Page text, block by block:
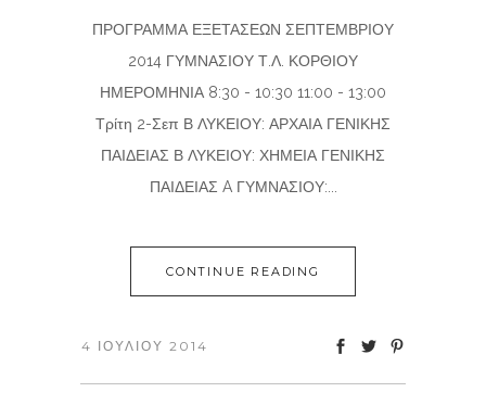
ΠΡΟΓΡΑΜΜΑ ΕΞΕΤΑΣΕΩΝ ΣΕΠΤΕΜΒΡΙΟΥ
2014 ΓΥΜΝΑΣΙΟΥ Τ.Λ. ΚΟΡΘΙΟΥ
ΗΜΕΡΟΜΗΝΙΑ 8:30 - 10:30 11:00 - 13:00
Τρίτη 2-Σεπ Β ΛΥΚΕΙΟΥ: ΑΡΧΑΙΑ ΓΕΝΙΚΗΣ
ΠΑΙΔΕΙΑΣ Β ΛΥΚΕΙΟΥ: ΧΗΜΕΙΑ ΓΕΝΙΚΗΣ
ΠΑΙΔΕΙΑΣ A ΓΥΜΝΑΣΙΟΥ:...
CONTINUE READING
4 ΙΟΥΛΊΟΥ 2014